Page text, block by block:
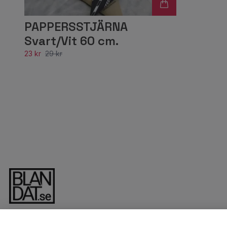
PAPPERSSTJÄRNA
Svart/Vit 60 cm.
23 kr 29 kr